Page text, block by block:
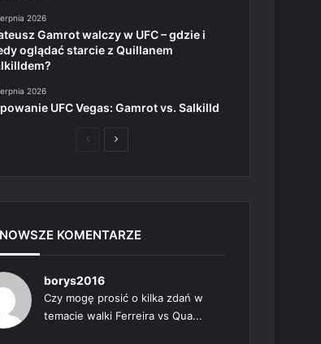
2026
Gamrot walczy w UFC – gdzie i
oglądać starcie z Quillanem
2026
UFC Vegas: Gamrot vs. Salkilld
PoprzedniaNastępna
KOMENTARZE
borys2016
Czy mogę prosić o kilka zdań w
temacie walki Ferreira vs Qua...